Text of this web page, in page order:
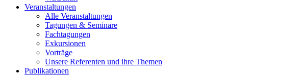
Veranstaltungen
Alle Veranstaltungen
Tagungen & Seminare
Fachtagungen
Exkursionen
Vorträge
Unsere Referenten und ihre Themen
Publikationen